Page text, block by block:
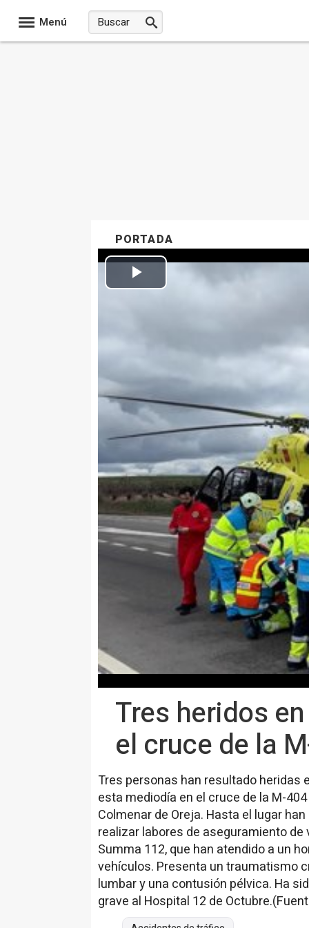
Menú
PORTADA
Tres heridos
el cruce de la
Tres personas han resultado
esta mediodía en el cruce de la M-
Colmenar de Oreja. Hasta el lugar
realizar labores de aseguramiento
Summa 112, que han atendido a un
vehículos. Presenta un traumatismo
lumbar y una contusión pélvica. Ha
grave al Hospital 12 de